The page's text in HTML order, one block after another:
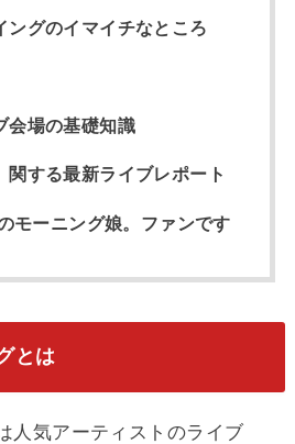
ングのイマイチなところ
会場の基礎知識
関する最新ライブレポート
モーニング娘。ファンです
とは
人気アーティストのライブ